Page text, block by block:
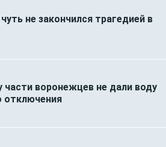
не закончился трагедией в
части воронежцев не дали воду
отключения